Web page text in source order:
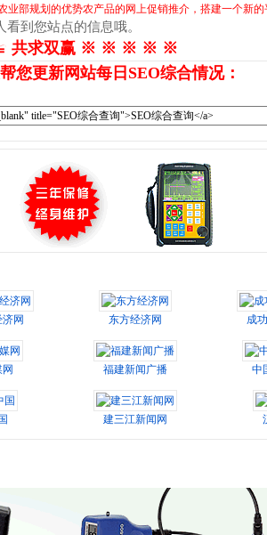
部规划的优势农产品的网上促销推介，搭建一个新
到您站点的信息哦。
共求双赢 ※ ※ ※ ※ ※
您更新网站每日SEO综合情况：
网 东方经济网 成
福建新闻广播 中
建三江新闻网